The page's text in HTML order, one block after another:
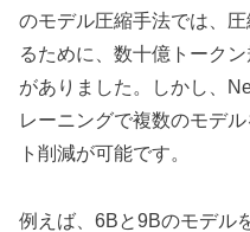
のモデル圧縮手法では、
るために、数十億トーク
がありました。しかし、
レーニングで複数のモデ
ト削減が可能です。
例えば、6Bと9Bのモデル